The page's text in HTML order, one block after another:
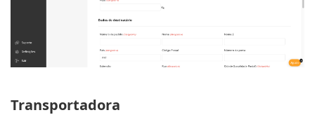
Transportadora